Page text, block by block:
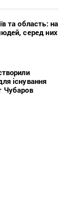
та область: на
серед них
існування
Чубаров